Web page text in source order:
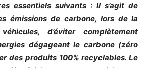
essentiels suivants : Il s’agit de
émissions de carbone, lors de la
d’éviter complètement
dégageant le carbone (zéro
des produits 100% recyclables. Le